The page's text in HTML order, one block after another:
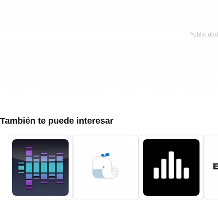
También te puede interesar